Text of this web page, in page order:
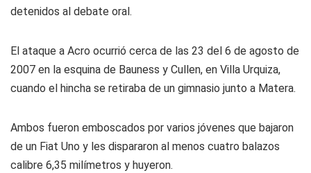
detenidos al debate oral.
El ataque a Acro ocurrió cerca de las 23 del 6 de agosto de
2007 en la esquina de Bauness y Cullen, en Villa Urquiza,
cuando el hincha se retiraba de un gimnasio junto a Matera.
Ambos fueron emboscados por varios jóvenes que bajaron
de un Fiat Uno y les dispararon al menos cuatro balazos
calibre 6,35 milímetros y huyeron.